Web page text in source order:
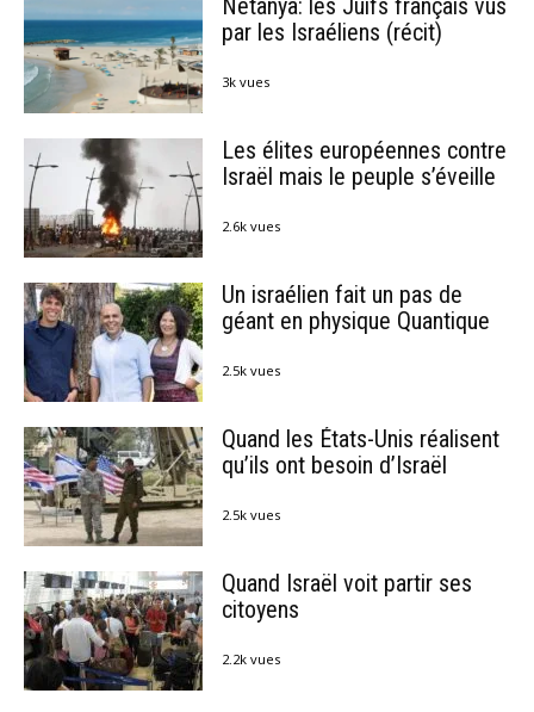
par les Israéliens (récit)
3k vues
Les élites européennes contre
Israël mais le peuple s’éveille
2.6k vues
Un israélien fait un pas de
géant en physique Quantique
2.5k vues
Quand les États-Unis réalisent
qu’ils ont besoin d’Israël
2.5k vues
Quand Israël voit partir ses
citoyens
2.2k vues